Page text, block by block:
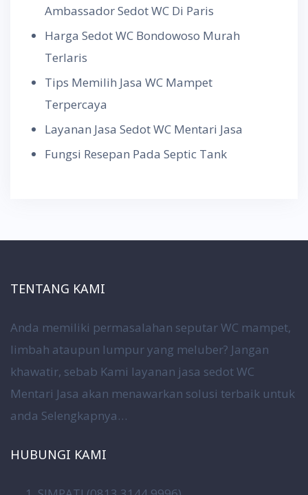
Ambassador Sedot WC Di Paris
Harga Sedot WC Bondowoso Murah
Terlaris
Tips Memilih Jasa WC Mampet
Terpercaya
Layanan Jasa Sedot WC Mentari Jasa
Fungsi Resepan Pada Septic Tank
TENTANG KAMI
Anda memiliki permasalahan seputar WC mampet,
limbah ataupun lumpur yang meluber? Jangan
khawatir, sebab Kami layanan jasa sedot WC
Mentari Jasa akan menawarkan solusi terbaik untuk
anda Selengkapnya…
HUBUNGI KAMI